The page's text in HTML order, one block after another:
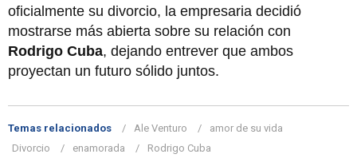
oficialmente su divorcio, la empresaria decidió
mostrarse más abierta sobre su relación con
Rodrigo Cuba, dejando entrever que ambos
proyectan un futuro sólido juntos.
Temas relacionados Ale Venturo
amor de su vida
Divorcio
enamorada Rodrigo Cuba